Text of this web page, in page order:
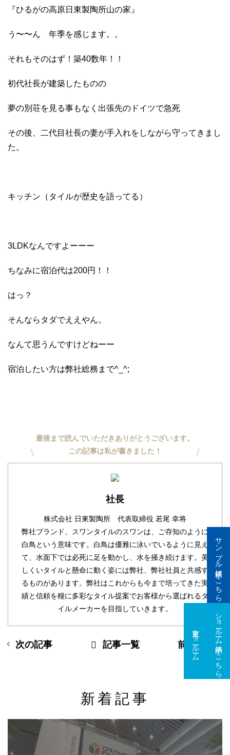
サンプル依頼はこちら
ショールーム予約はこちら
東京ショールーム 大阪ショールーム
『ひるがの高原日東製陶所山の家』
う〜〜ん 年季を感じます。。
それもそのはず！築40数年！！
初代社長が建築したものの
夢の別荘を見る事もなく出張先のドイツで急死
その後、二代目社長の妻が手入れをしながら守ってきまし
た。
キッチン（タイルが歴史を語ってる）
3LDKなんですよーーー
ちなみに宿泊代は200円！！
はっ？
そんならタダでええやん。
なんて思うんですけどねーー
宿泊したい方は弊社総務まで^_^;
最後まで読んでいただきありがとうございます。
この記事は私が書きました！
社長
株式会社 日東製陶所 代表取締役 若尾 幸将
弊社ブランド、スワンタイルのスワンは、ご存知のように
白鳥という意味です。白鳥は優雅に泳いでいるように見え
て、水面下では必死に足を動かし、水を掻き続けます。美
しくいタイルと懸命に動く姿には弊社、弊社社員と共感す
るものがあります。弊社はこれからも今まで培ってきた実
績と信頼を糧に多彩なタイル提案でお客様から選ばれるタ
イルメーカーを目指していきます。
次の記事 記事一覧 前の記事
新着記事